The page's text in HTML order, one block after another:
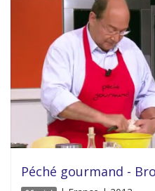
Péché gourmand -